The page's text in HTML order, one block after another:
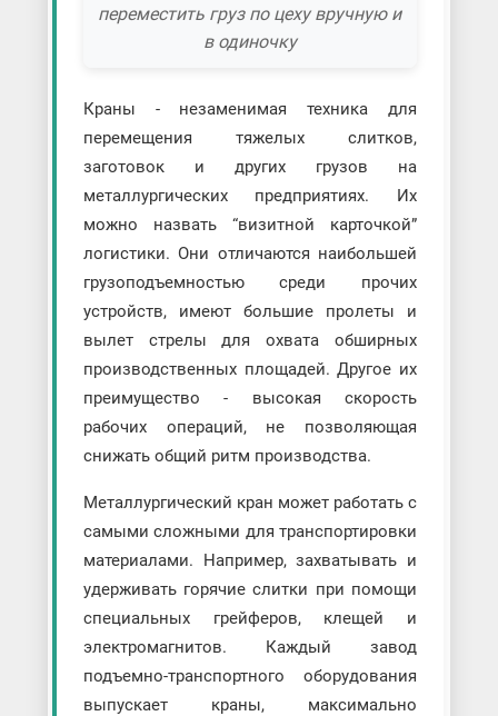
переместить груз по цеху вручную и
в одиночку
Краны - незаменимая техника для
перемещения тяжелых слитков,
заготовок и других грузов на
металлургических предприятиях. Их
можно назвать “визитной карточкой”
логистики. Они отличаются наибольшей
грузоподъемностью среди прочих
устройств, имеют большие пролеты и
вылет стрелы для охвата обширных
производственных площадей. Другое их
преимущество - высокая скорость
рабочих операций, не позволяющая
снижать общий ритм производства.
Металлургический кран может работать с
самыми сложными для транспортировки
материалами. Например, захватывать и
удерживать горячие слитки при помощи
специальных грейферов, клещей и
электромагнитов. Каждый завод
подъемно-транспортного оборудования
выпускает краны, максимально